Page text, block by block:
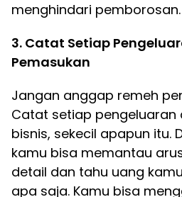
menghindari pemborosan.
3. Catat Setiap
Pemasukan
Jangan anggap remeh
Catat setiap pengeluaran
bisnis, sekecil apapun itu.
kamu bisa memantau
detail dan tahu uang
apa saja. Kamu bisa